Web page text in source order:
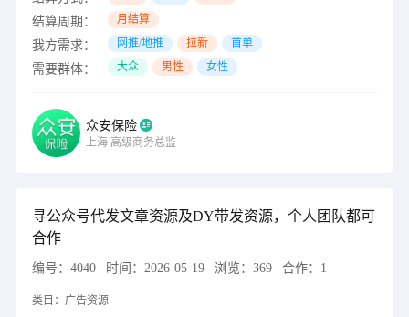
结算周期： 月结算
我方需求： 网推/地推 拉新 首单
需要群体： 大众 男性 女性
众安保险
上海 高级商务总监
寻公众号代发文章资源及DY带发资源，个人团队都可
合作
编号： 4040 时间： 2026-05-19 浏览： 369 合作： 1
类目： 广告资源